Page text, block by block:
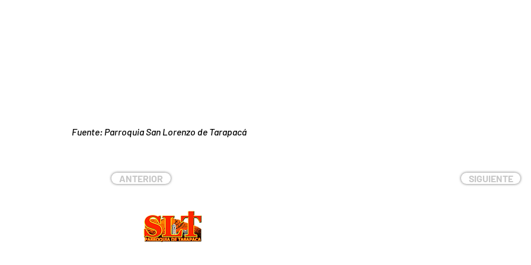
Fuente: Parroquia San Lorenzo de Tarapacá
ANTERIOR SIGUIENTE